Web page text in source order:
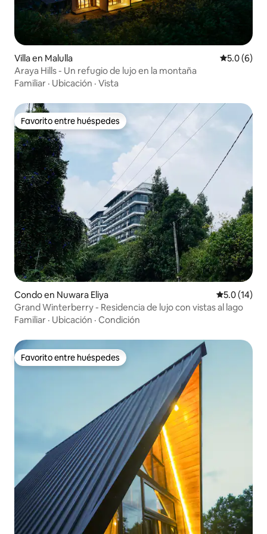
Villa en Malulla
5.0 (6)
Araya Hills - Un refugio de lujo en la montaña
Familiar · Ubicación · Vista
Favorito entre huéspedes
Favorito entre huéspedes
Condo en Nuwara Eliya Calificación
5.0 (14)
Grand Winterberry - Residencia de lujo con vistas al lago
Familiar · Ubicación · Condición
Favorito entre huéspedes
Favorito entre huéspedes